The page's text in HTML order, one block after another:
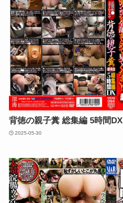
背徳の親子糞 総集編 5時間DX
2025-05-30